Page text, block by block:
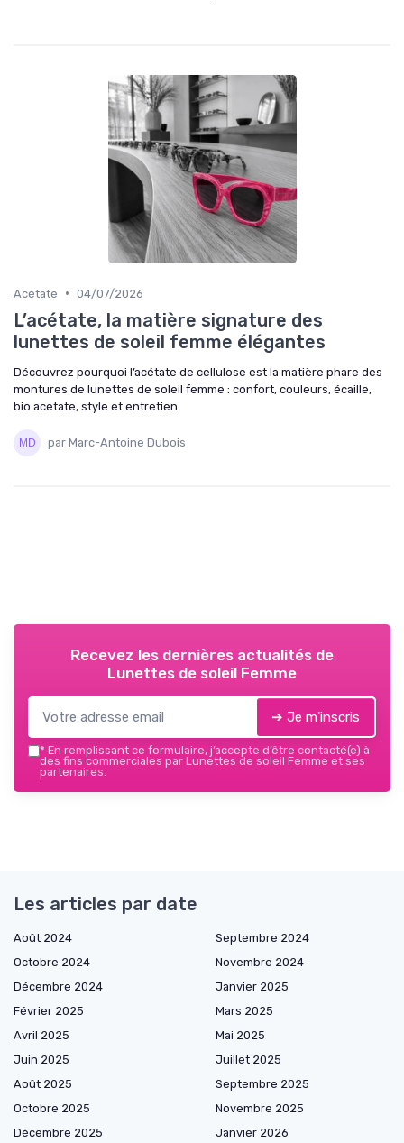
Acétate • 04/07/2026
L’acétate, la matière signature des
lunettes de soleil femme élégantes
Découvrez pourquoi l’acétate de cellulose est la matière phare des
montures de lunettes de soleil femme : confort, couleurs, écaille,
bio acetate, style et entretien.
par Marc-Antoine Dubois
Recevez les dernières actualités de
Lunettes de soleil Femme
➔ Je m'inscris
* En remplissant ce formulaire, j’accepte d’être contacté(e) à
des fins commerciales par Lunettes de soleil Femme et ses
partenaires.
Les articles par date
Août 2024
Septembre 2024
Octobre 2024
Novembre 2024
Décembre 2024
Janvier 2025
Février 2025
Mars 2025
Avril 2025
Mai 2025
Juin 2025
Juillet 2025
Août 2025
Septembre 2025
Octobre 2025
Novembre 2025
Décembre 2025
Janvier 2026